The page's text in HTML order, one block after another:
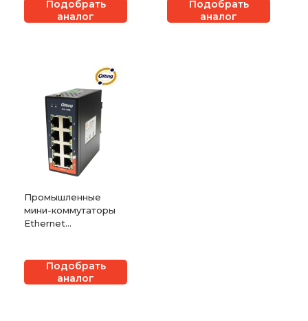
Подобрать
аналог
Подобрать
аналог
Промышленные
мини-коммутаторы
Ethernet
Подобрать
аналог